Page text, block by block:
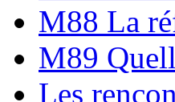
M88 La
M89
Les